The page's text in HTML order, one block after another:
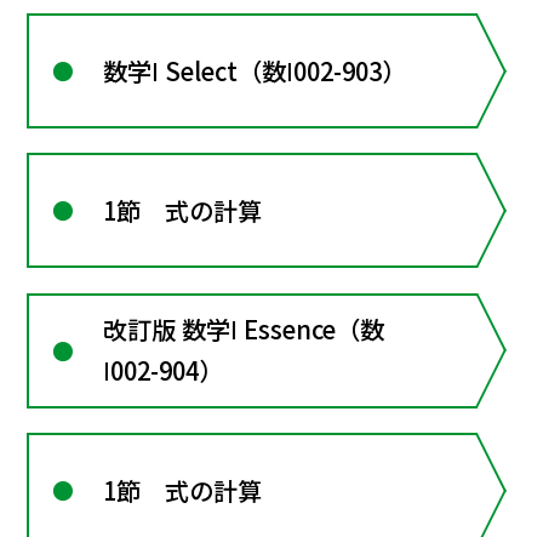
数学Ⅰ Select（数Ⅰ002-903）
1節 式の計算
改訂版 数学Ⅰ Essence（数
Ⅰ002-904）
1節 式の計算